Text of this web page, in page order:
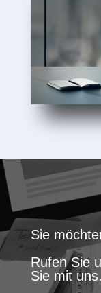
Sie
Rufen Sie
Sie mit uns.